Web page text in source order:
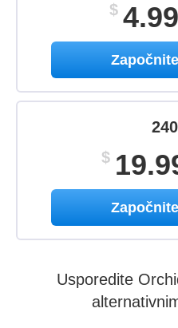
$ 4.99
$
Usporedite